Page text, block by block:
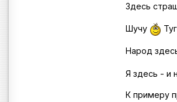
Здесь
Шучу
Народ
Я здесь - и
К примеру